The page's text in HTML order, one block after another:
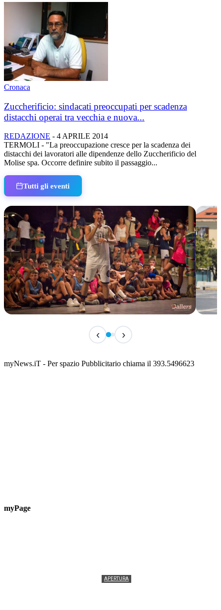
Cronaca
Zuccherificio: sindacati preoccupati per scadenza
distacchi operai tra vecchia e nuova...
REDAZIONE - 4 APRILE 2014
TERMOLI - "La preoccupazione cresce per la scadenza dei
distacchi dei lavoratori alle dipendenze dello Zuccherificio del
Molise spa. Occorre definire subito il passaggio...
Tutti gli eventi
Classic Contest 3vs3 Memorial Michele
📅 6 Agosto 2026 · 09:00 · 📍 Lungomare C. Colombo
‹ ›
myNews.iT - Per spazio Pubblicitario chiama il 393.5496623
myPage
APERTURA